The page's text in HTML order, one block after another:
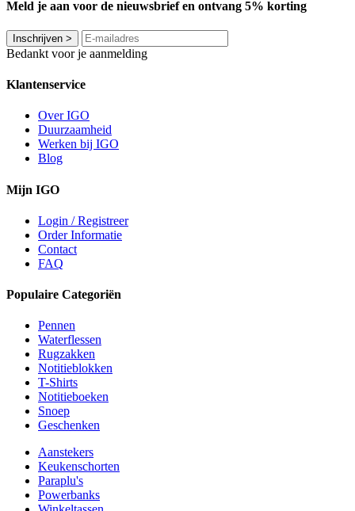
Meld je aan voor de nieuwsbrief en ontvang 5% korting
Inschrijven >
Bedankt voor je aanmelding
Klantenservice
Over IGO
Duurzaamheid
Werken bij IGO
Blog
Mijn IGO
Login / Registreer
Order Informatie
Contact
FAQ
Populaire Categoriën
Pennen
Waterflessen
Rugzakken
Notitieblokken
T-Shirts
Notitieboeken
Snoep
Geschenken
Aanstekers
Keukenschorten
Paraplu's
Powerbanks